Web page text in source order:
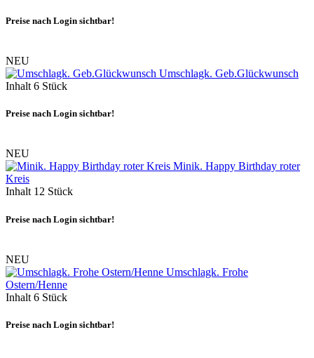
Preise nach Login sichtbar!
NEU
Umschlagk. Geb.Glückwunsch
Inhalt 6 Stück
Preise nach Login sichtbar!
NEU
Minik. Happy Birthday roter
Kreis
Inhalt 12 Stück
Preise nach Login sichtbar!
NEU
Umschlagk. Frohe
Ostern/Henne
Inhalt 6 Stück
Preise nach Login sichtbar!